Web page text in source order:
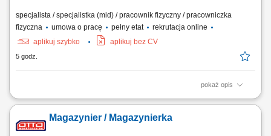
specjalista / specjalistka (mid) / pracownik fizyczny / pracowniczka
fizyczna
umowa o pracę pełny etat
rekrutacja online
aplikuj szybko
aplikuj bez CV
5 godz.
pokaż opis
Opis stanowiska: obsługa procesów związanych z przepływem stali
ciężarówek z elementami stalowymi, przemieszczanie dużych i ciężkich
komponentów przy użyciu suwnicy, kontrola poprawności załadunku
Magazynier / Magazynierka